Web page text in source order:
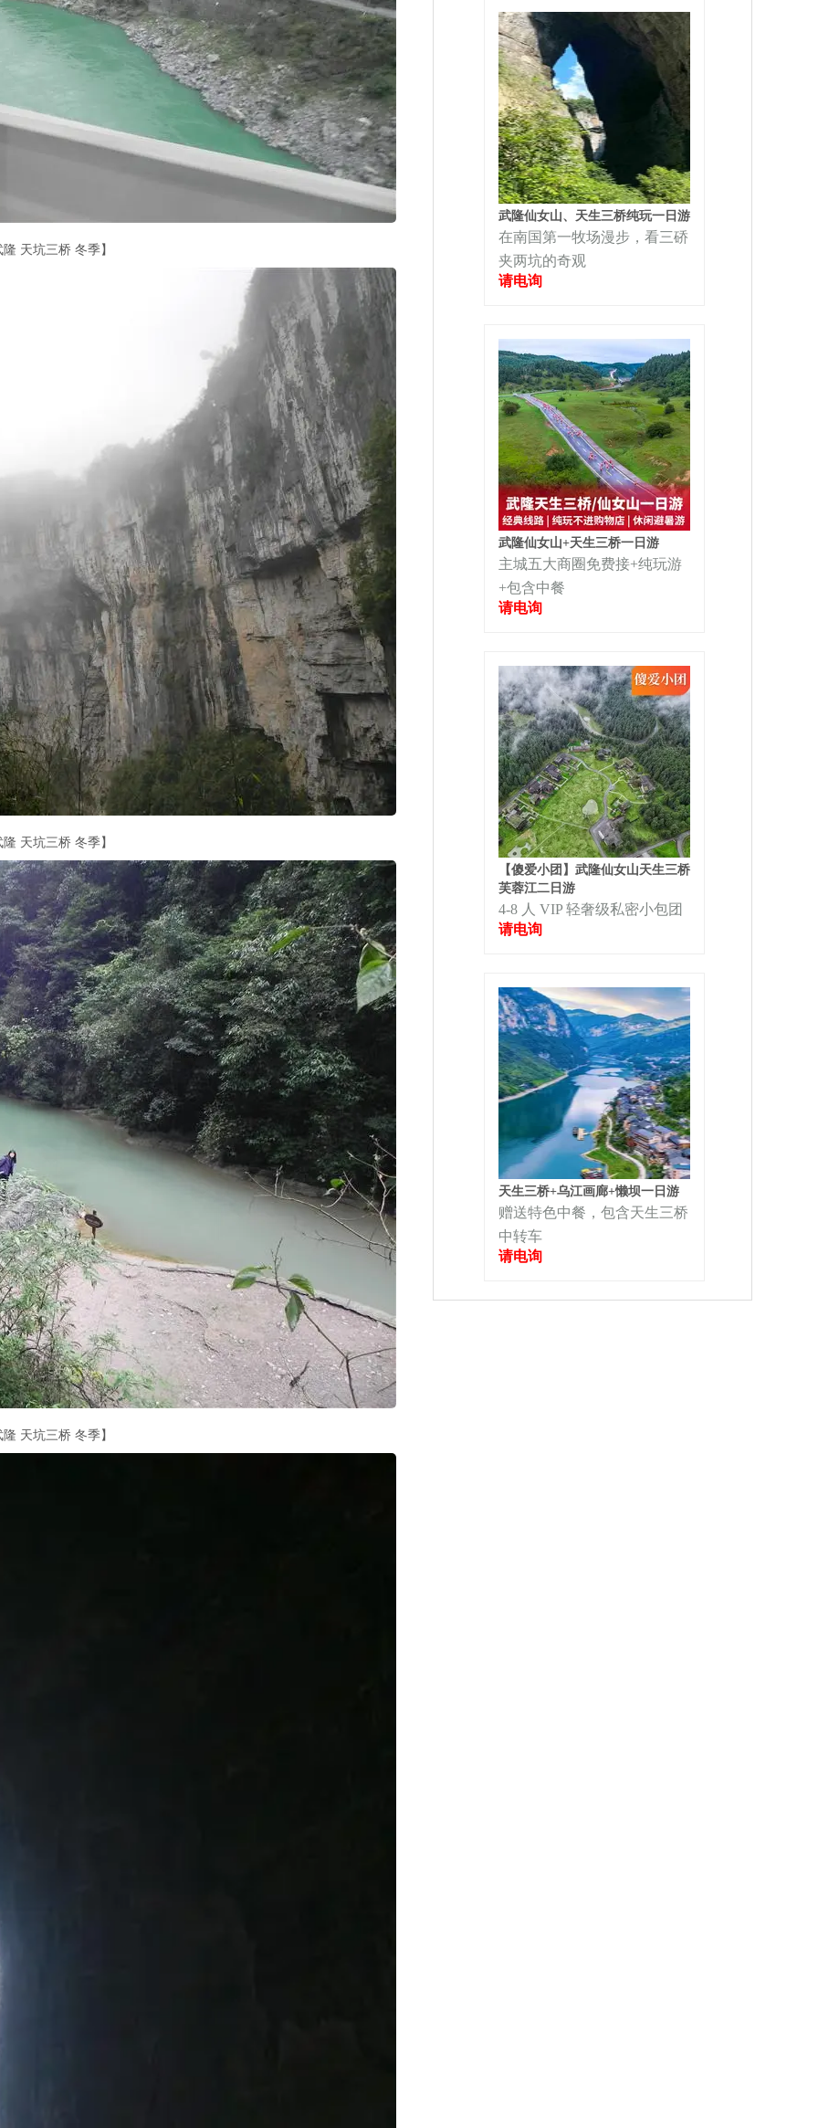
天坑三桥 冬季】
天坑三桥 冬季】
天坑三桥 冬季】
武隆仙女山、天生三桥纯玩一日游
在南国第一牧场漫步，看三硚
夹两坑的奇观
请电询
武隆仙女山+天生三桥一日游
主城五大商圈免费接+纯玩游
+包含中餐
请电询
【傻爱小团】武隆仙女山天生三桥
芙蓉江二日游
4-8 人 VIP 轻奢级私密小包团
请电询
天生三桥+乌江画廊+懒坝一日游
赠送特色中餐，包含天生三桥
中转车
请电询